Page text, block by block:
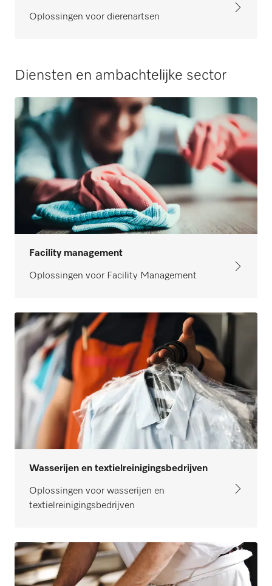
Oplossingen voor dierenartsen
Diensten en ambachtelijke sector
Facility management
Oplossingen voor Facility Management
Wasserijen en textielreinigingsbedrijven
Oplossingen voor wasserijen en
textielreinigingsbedrijven